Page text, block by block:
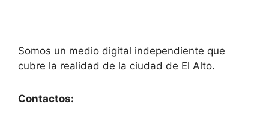
Somos un medio digital independiente que
cubre la realidad de la ciudad de El Alto.
Contactos: